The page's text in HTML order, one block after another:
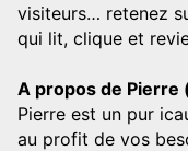
visiteurs… retenez
qui lit, clique et
A propos de
Pierre est un pur
au profit de vos